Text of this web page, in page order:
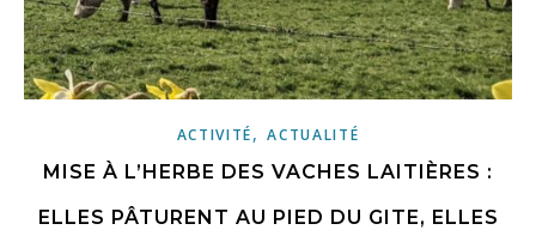
ACTIVITÉ,ACTUALITÉ
MISE À L’HERBE DES VACHES LAITIÈRES :
ELLES PÂTURENT AU PIED DU GITE, ELLES